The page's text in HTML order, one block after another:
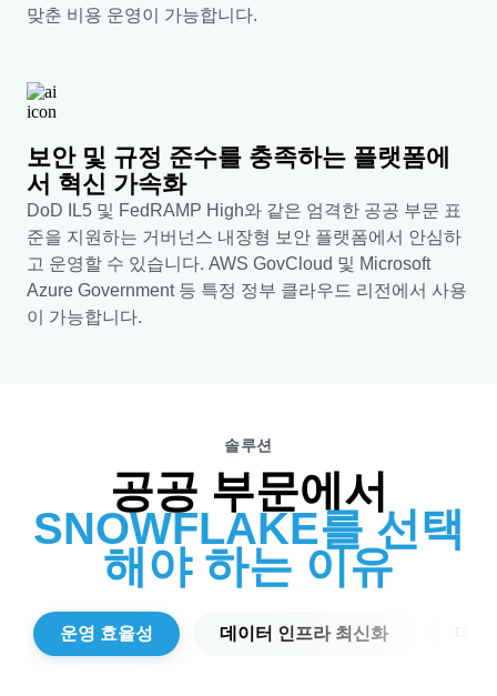
맞춘 비용 운영이 가능합니다.
보안 및 규정 준수를 충족하는 플랫폼에
서 혁신 가속화
DoD IL5 및 FedRAMP High와 같은 엄격한 공공 부문 표
준을 지원하는 거버넌스 내장형 보안 플랫폼에서 안심하
고 운영할 수 있습니다. AWS GovCloud 및 Microsoft
Azure Government 등 특정 정부 클라우드 리전에서 사용
이 가능합니다.
솔루션
공공 부문에서
SNOWFLAKE를 선택
해야 하는 이유
운영 효율성 데이터 인프라 최신화